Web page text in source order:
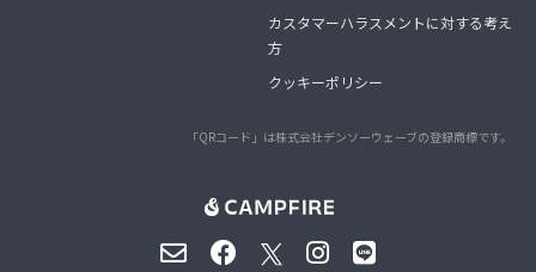
カスタマーハラスメントに対する考え
方
クッキーポリシー
「QRコード」は株式会社デンソーウェーブの登録商標です。